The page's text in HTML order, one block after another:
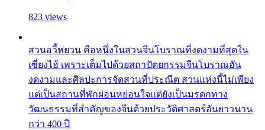
823 views
สวนอวี้หยวน คือหนึ่งในสวนจีนโบราณที่งดงามที่สุดใน
เซี่ยงไฮ้ เพราะเต็มไปด้วยสถาปัตยกรรมจีนโบราณอัน
งดงามและศิลปะการจัดสวนที่ประณีต สวนแห่งนี้ไม่เพียง
แต่เป็นสถานที่พักผ่อนหย่อนใจแต่ยังเป็นมรดกทาง
วัฒนธรรมที่สำคัญของจีนด้วยประวัติศาสตร์อันยาวนาน
กว่า 400 ปี